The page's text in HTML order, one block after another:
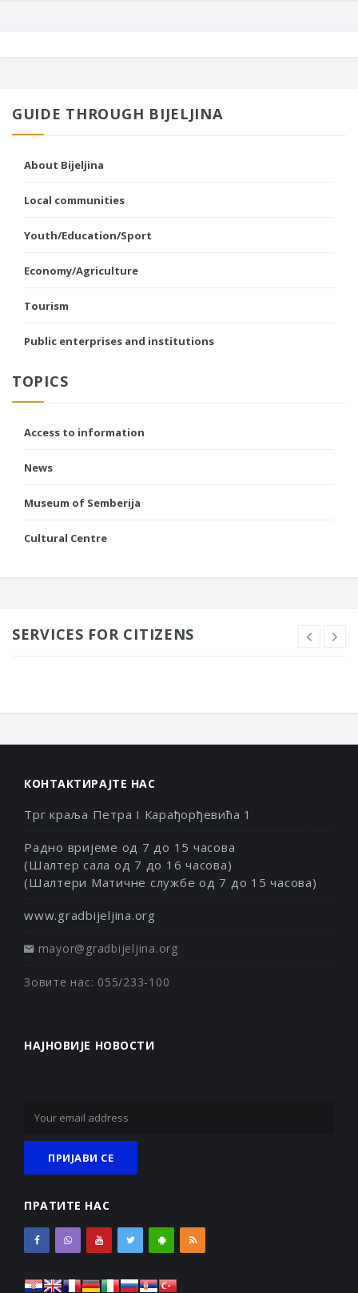
GUIDE THROUGH BIJELJINA
About Bijeljina
Local communities
Youth/Education/Sport
Economy/Agriculture
Tourism
Public enterprises and institutions
TOPICS
Access to information
News
Museum of Semberija
Cultural Centre
SERVICES FOR CITIZENS
КОНТАКТИРАЈТЕ НАС
Трг краља Петра I Карађорђевића 1
Радно вријеме од 7 до 15 часова
(Шалтер сала од 7 до 16 часова)
(Шалтери Матичне службе од 7 до 15 часова)
www.gradbijeljina.org
mayor@gradbijeljina.org
Зовите нас: 055/233-100
НАЈНОВИЈЕ НОВОСТИ
ПРАТИТЕ НАС